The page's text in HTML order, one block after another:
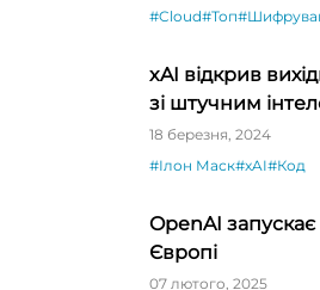
#Cloud#Топ
xAI відкрив
зі штучним
18 березня, 2024
#Ілон Маск#xAI#Код
OpenAI
Європі
07 лютого, 2025